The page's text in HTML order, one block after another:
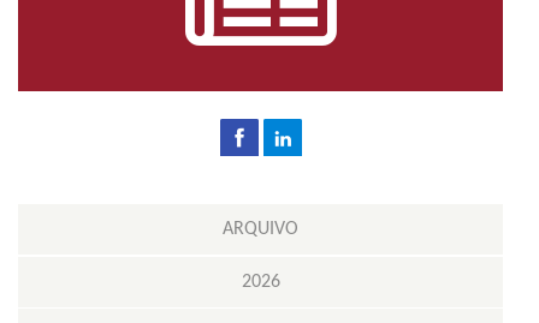
ARQUIVO
2026